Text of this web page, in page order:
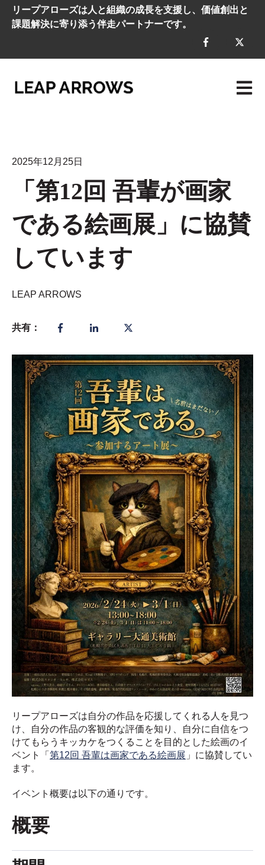
リープアローズは人と組織の成長を支援し、価値創出と
課題解決に寄り添う伴走パートナーです。
メイ
2025年12月25日
「第12回 吾輩が画家
である絵画展」に協賛
しています
LEAP ARROWS
共有：
リープアローズは自分の作品を応援してくれる人を見つ
け、自分の作品の客観的な評価を知り、自分に自信をつ
けてもらうキッカケをつくることを目的とした絵画のイ
ベント「 第12回 吾輩は画家である絵画展 」に協賛してい
ます。
イベント概要は以下の通りです。
概要